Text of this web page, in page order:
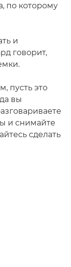
по которому
и
говорит,
пусть это
вы
и снимайте
сделать